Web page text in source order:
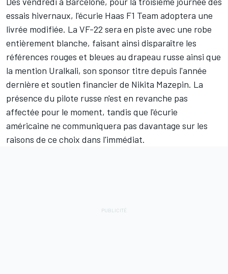
essais hivernaux, l'écurie Haas F1 Team adoptera une
livrée modifiée. La VF-22 sera en piste avec une robe
entièrement blanche, faisant ainsi disparaître les
références rouges et bleues au drapeau russe ainsi que
la mention Uralkali, son sponsor titre depuis l'année
dernière et soutien financier de Nikita Mazepin. La
présence du pilote russe n'est en revanche pas
affectée pour le moment, tandis que l'écurie
américaine ne communiquera pas davantage sur les
raisons de ce choix dans l'immédiat.